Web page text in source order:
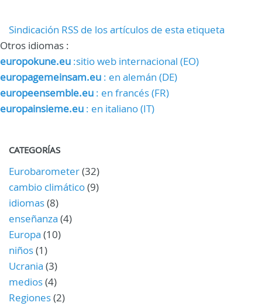
Sindicación RSS de los artículos de esta etiqueta
Otros idiomas :
europokune.eu :sitio web internacional (EO)
europagemeinsam.eu : en alemán (DE)
europeensemble.eu : en francés (FR)
europainsieme.eu : en italiano (IT)
CATEGORÍAS
Eurobarometer(32)
cambio climático(9)
idiomas(8)
enseñanza (4)
Europa (10)
niños(1)
Ucrania (3)
medios(4)
Regiones(2)